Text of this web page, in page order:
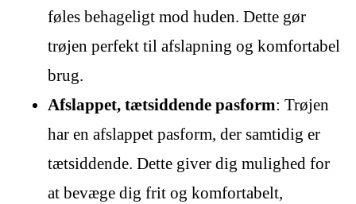
føles behageligt mod huden. Dette gør
trøjen perfekt til afslapning og komfortabel
brug.
Afslappet, tætsiddende pasform: Trøjen
har en afslappet pasform, der samtidig er
tætsiddende. Dette giver dig mulighed for
at bevæge dig frit og komfortabelt,